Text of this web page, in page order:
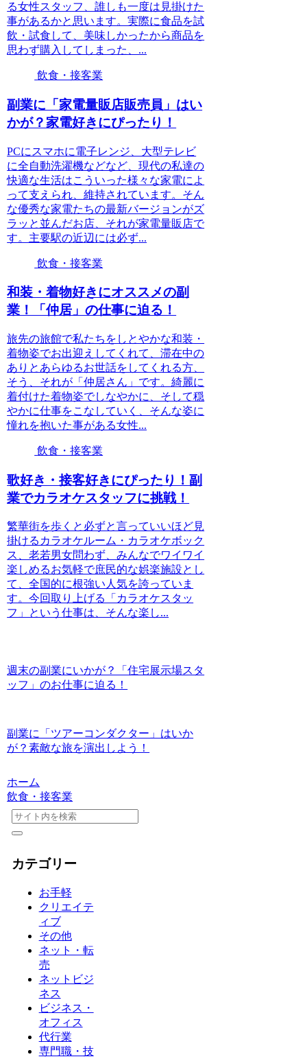
る女性スタッフ、誰しも一度は見掛けた
事があるかと思います。実際に食品を試
飲・試食して、美味しかったから商品を
思わず購入してしまった、...
飲食・接客業
副業に「家電量販店販売員」はい
かが？家電好きにぴったり！
PCにスマホに電子レンジ、大型テレビ
に全自動洗濯機などなど、現代の私達の
快適な生活はこういった様々な家電によ
って支えられ、維持されています。そん
な優秀な家電たちの最新バージョンがズ
ラッと並んだお店、それが家電量販店で
す。主要駅の近辺には必ず...
飲食・接客業
和装・着物好きにオススメの副
業！「仲居」の仕事に迫る！
旅先の旅館で私たちをしとやかな和装・
着物姿でお出迎えしてくれて、滞在中の
ありとあらゆるお世話をしてくれる方、
そう、それが「仲居さん」です。綺麗に
着付けた着物姿でしなやかに、そして穏
やかに仕事をこなしていく、そんな姿に
憧れを抱いた事がある女性...
飲食・接客業
歌好き・接客好きにぴったり！副
業でカラオケスタッフに挑戦！
繁華街を歩くと必ずと言っていいほど見
掛けるカラオケルーム・カラオケボック
ス、老若男女問わず、みんなでワイワイ
楽しめるお気軽で庶民的な娯楽施設とし
て、全国的に根強い人気を誇っていま
す。今回取り上げる「カラオケスタッ
フ」という仕事は、そんな楽し...
週末の副業にいかが？「住宅展示場スタ
ッフ」のお仕事に迫る！
副業に「ツアーコンダクター」はいか
が？素敵な旅を演出しよう！
ホーム
飲食・接客業
カテゴリー
お手軽
クリエイテ
ィブ
その他
ネット・転
売
ネットビジ
ネス
ビジネス・
オフィス
代行業
専門職・技